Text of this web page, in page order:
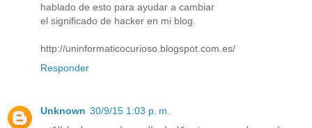
hablado de esto para ayudar a cambiar
el significado de hacker en mi blog.
http://uninformaticocurioso.blogspot.com.es/
Responder
Unknown 30/9/15 1:03 p. m.